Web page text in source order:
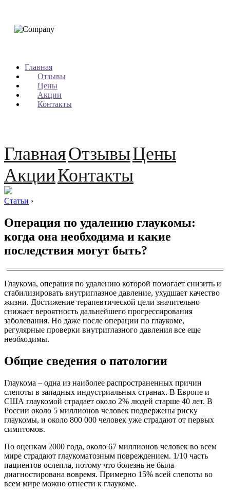
Главная
Отзывы
Цены
Акции
Контакты
ГлавнаяОтзывыЦены
АкцииКонтакты
Статьи ›
Операция по удалению глаукомы:
когда она необходима и какие
последствия могут быть?
Глаукома, операция по удалению которой помогает снизить и
стабилизировать внутриглазное давление, ухудшает качество
жизни. Достижение терапевтической цели значительно
снижает вероятность дальнейшего прогрессирования
заболевания. Но даже после операции по глаукоме,
регулярные проверки внутриглазного давления все еще
необходимы.
Общие сведения о патологии
Глаукома – одна из наиболее распространенных причин
слепоты в западных индустриальных странах. В Европе и
США глаукомой страдает около 2% людей старше 40 лет. В
России около 5 миллионов человек подвержены риску
глаукомы, и около 800 000 человек уже страдают от первых
симптомов.
По оценкам 2000 года, около 67 миллионов человек во всем
мире страдают глаукоматозным повреждением. 1/10 часть
пациентов ослепла, потому что болезнь не была
диагностирована вовремя. Примерно 15% всей слепоты во
всем мире можно отнести к глаукоме.